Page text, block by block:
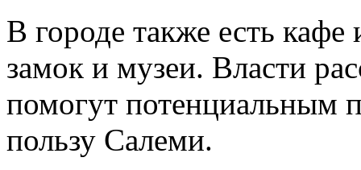
В городе также есть
замок и музеи. Власти
помогут потенциальным
пользу Салеми.